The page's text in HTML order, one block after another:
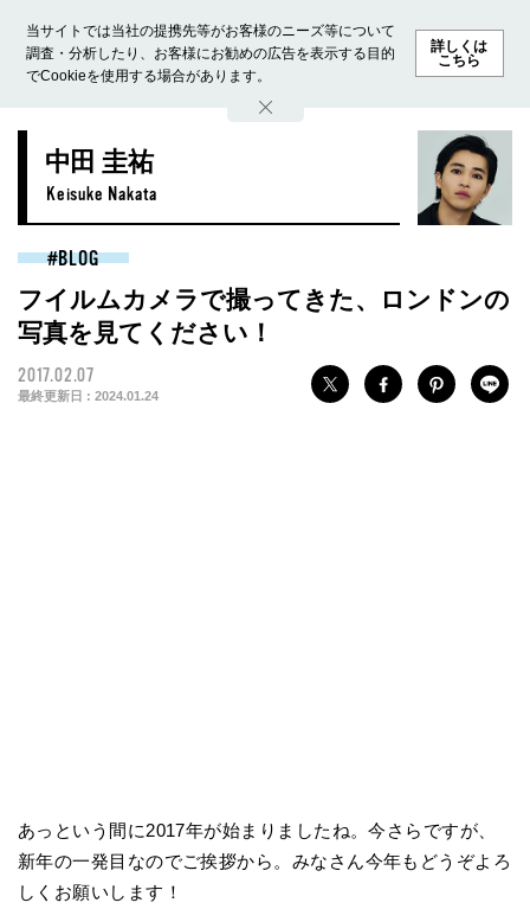
当サイトでは当社の提携先等がお客様のニーズ等について
調査・分析したり、お客様にお勧めの広告を表示する目的
でCookieを使用する場合があります。
詳しくは
こちら
ホーム モデル募集 ランキング ファッション ビューテ
中田 圭祐
Keisuke Nakata
BLOG
フイルムカメラで撮ってきた、ロンドンの
写真を見てください！
2017.02.07
最終更新日 : 2024.01.24
あっという間に2017年が始まりましたね。今さらですが、
新年の一発目なのでご挨拶から。みなさん今年もどうぞよろ
しくお願いします！